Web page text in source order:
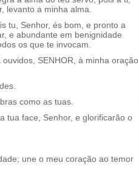
levanto a minha alma.
tu, Senhor, és bom, e pronto a
e abundante em benignidade
os que te invocam.
ouvidos, SENHOR, à minha oração
como as tuas.
tua face, Senhor, e glorificarão o
une o meu coração ao temor